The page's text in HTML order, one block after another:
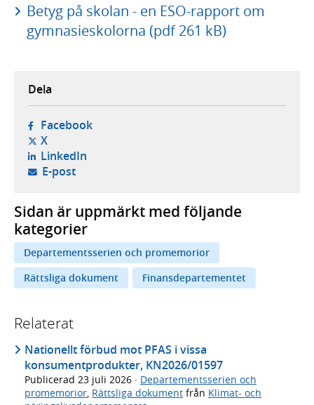
Betyg på skolan - en ESO-rapport om
gymnasieskolorna (pdf 261 kB)
Dela
Facebook- öppnas i ny flik, extern webbplats,
X- öppnas i ny flik, extern webbplats,
LinkedIn- öppnas i ny flik, extern webbplats,
E-post- öppnar din e-postklient,
Sidan är uppmärkt med följande
kategorier
Departementsserien och promemorior
Rättsliga dokument
Finansdepartementet
Relaterat
Nationellt förbud mot PFAS i vissa
konsumentprodukter, KN2026/01597
Publicerad 23 juli 2026 · Departementsserien och
promemorior, Rättsliga dokument från Klimat- och